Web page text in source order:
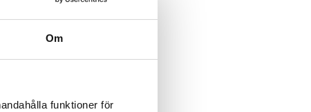
Om
funktioner för
Lägg till i favoriter